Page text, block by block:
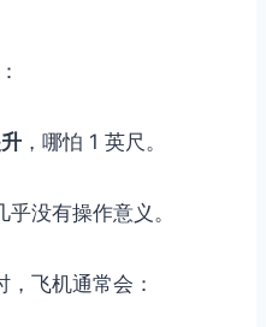
，哪怕 1 英尺。
没有操作意义。
飞机通常会：